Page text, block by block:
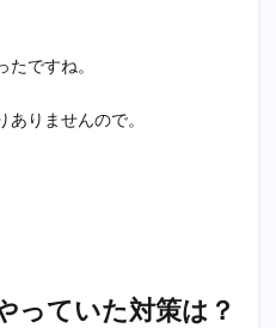
ですね。
りませんので。
ていた対策は？